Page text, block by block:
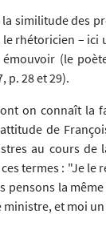
similitude des
rhétoricien – ici
(le
p. 28 et 29).
on connaît la
de
au cours de
termes : "Je le
pensons la
et moi